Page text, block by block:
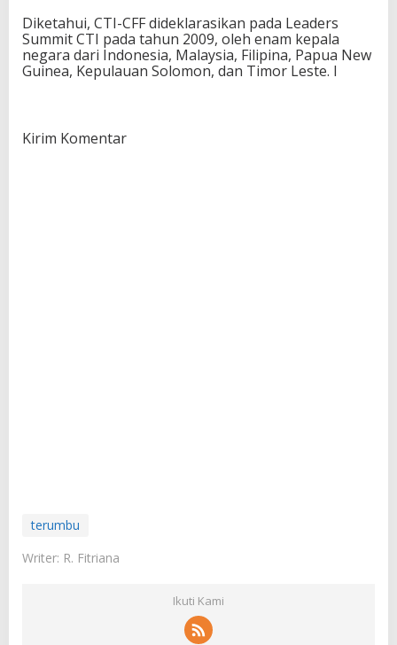
Diketahui, CTI-CFF dideklarasikan pada Leaders
Summit CTI pada tahun 2009, oleh enam kepala
negara dari Indonesia, Malaysia, Filipina, Papua New
Guinea, Kepulauan Solomon, dan Timor Leste. I
Kirim Komentar
terumbu
Writer: R. Fitriana
Ikuti Kami